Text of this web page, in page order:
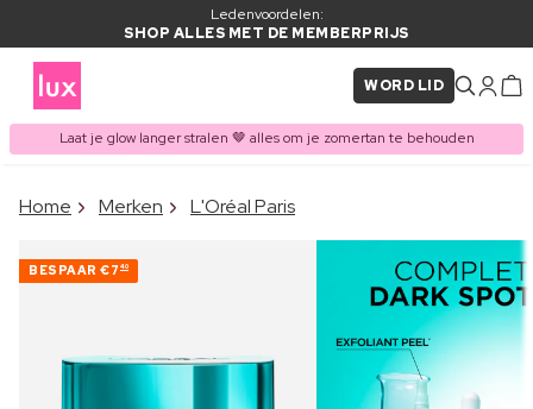
Ledenvoordelen:
SHOP ALLES MET DE MEMBERPRIJS
WORD LID
Laat je glow langer stralen 🤎 alles om je zomertan te behouden
ITEM TOEGEVOEGD AAN
Home Merken L'Oréal Paris
BESPAAR €7 40